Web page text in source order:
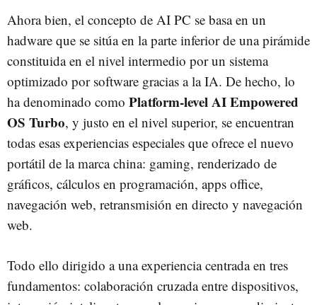
Ahora bien, el concepto de AI PC se basa en un
hadware que se sitúa en la parte inferior de una pirámide
constituida en el nivel intermedio por un sistema
optimizado por software gracias a la IA. De hecho, lo
ha denominado como Platform-level AI Empowered
OS Turbo, y justo en el nivel superior, se encuentran
todas esas experiencias especiales que ofrece el nuevo
portátil de la marca china: gaming, renderizado de
gráficos, cálculos en programación, apps office,
navegación web, retransmisión en directo y navegación
web.
Todo ello dirigido a una experiencia centrada en tres
fundamentos: colaboración cruzada entre dispositivos,